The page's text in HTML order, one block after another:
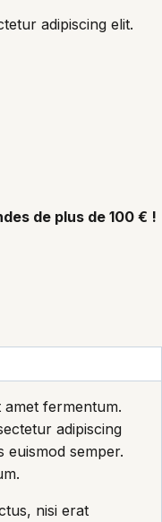
adipiscing elit.
de plus de 100 € !
fermentum.
adipiscing
euismod semper.
nisi erat